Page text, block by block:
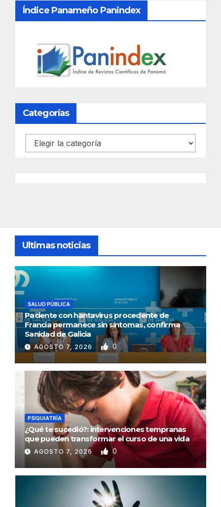
Índice Panameño Panindex
Categorías
Categorías
Ultimas noticias
SALUD PÚBLICA
Paciente con hantavirus procedente de
Francia permanece sin síntomas, confirma
Sanidad de Galicia
AGOSTO 7, 2026 0
PSIQUIATRÍA
¿Qué te sucedió?: intervenciones tempranas
que pueden transformar el curso de una vida
AGOSTO 7, 2026 0